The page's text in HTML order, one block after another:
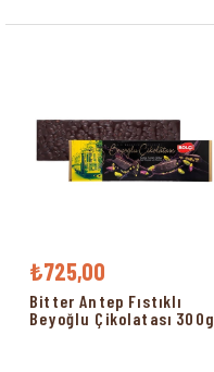
₺725,00
Bitter Antep Fıstıklı
Beyoğlu Çikolatası 300g